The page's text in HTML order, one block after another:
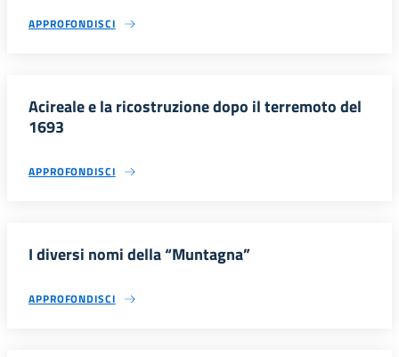
APPROFONDISCI
Acireale e la ricostruzione dopo il terremoto del
1693
APPROFONDISCI
I diversi nomi della “Muntagna”
APPROFONDISCI